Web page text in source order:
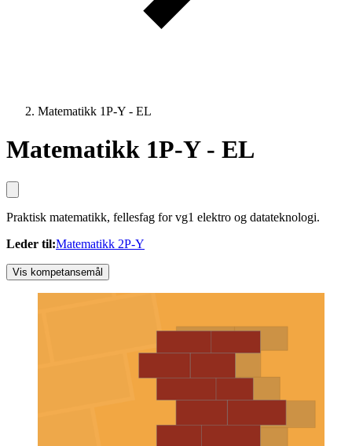
Matematikk 1P-Y - EL
Matematikk 1P-Y - EL
Praktisk matematikk, fellesfag for vg1 elektro og datateknologi.
Leder til:Matematikk 2P-Y
Vis kompetansemål